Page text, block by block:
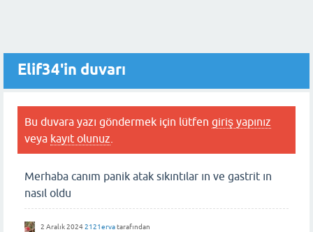
Elif34'in duvarı
Bu duvara yazı göndermek için lütfen giriş yapınız
veya kayıt olunuz
Merhaba canım panik atak sıkıntılar ın ve gastrit ın
nasıl oldu
2 Aralık 20242121ervatarafından